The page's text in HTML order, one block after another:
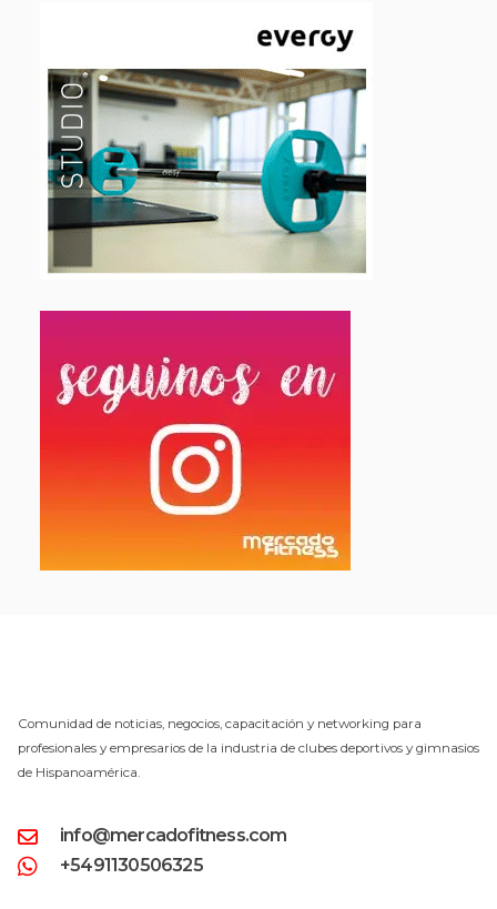
Comunidad de noticias, negocios, capacitación y networking para
profesionales y empresarios de la industria de clubes deportivos y gimnasios
de Hispanoamérica.
info@mercadofitness.com
+5491130506325